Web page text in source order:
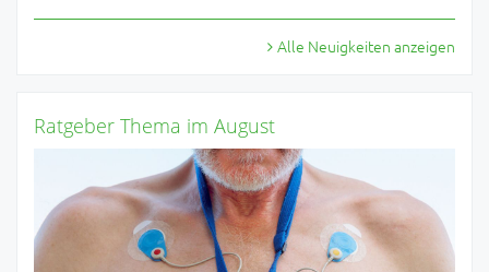
Alle Neuigkeiten anzeigen
Ratgeber Thema im August